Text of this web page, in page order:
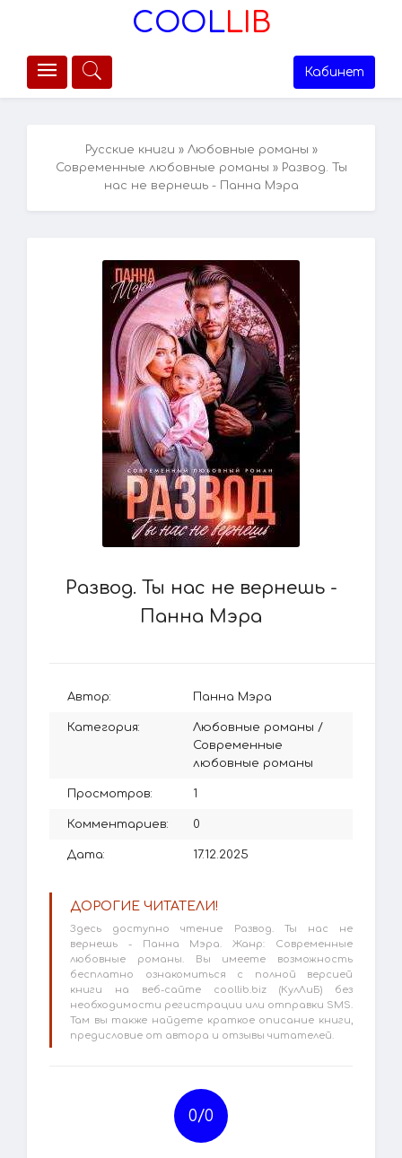
COOLLIB
Кабинет
Русские книги » Любовные романы »
Современные любовные романы » Развод. Ты
нас не вернешь - Панна Мэра
Развод. Ты нас не вернешь -
Панна Мэра
Автор: Панна Мэра
Категория: Любовные романы /
Современные
любовные романы
Просмотров: 1
Комментариев: 0
Дата: 17.12.2025
ДОРОГИЕ ЧИТАТЕЛИ!
Здесь доступно чтение Развод. Ты нас не
вернешь - Панна Мэра. Жанр: Современные
любовные романы. Вы имеете возможность
бесплатно ознакомиться с полной версией
книги на веб-сайте coollib.biz (КулЛиБ) без
необходимости регистрации или отправки SMS.
Там вы также найдете краткое описание книги,
предисловие от автора и отзывы читателей.
0/0